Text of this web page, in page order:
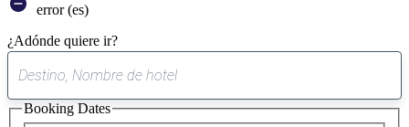
error (es)
¿Adónde quiere ir?
sugerencia
encontrada
Booking Dates